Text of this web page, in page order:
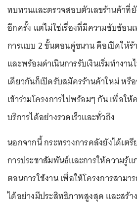
ทบทวนและตรวจสอบตัวเลขร้านค้าที่
อีกครั้ง แต่ไม่ใช่เรื่องที่มีความซับซ้อน
การแบบ 2 ขั้นตอนคู่ขนาน คือเปิดให้
และพร้อมดำเนินการรับเงินเริ่มทำงา
เดียวกันก็เปิดรับสมัครร้านค้าใหม่ หรื
เข้าร่วมโครงการไปพร้อมๆ กัน เพื่อ
บริการได้อย่างรวดเร็วและทั่วถึง
นอกจากนี้ กระทรวงการคลังยังได้เต
การประชาสัมพันธ์และการให้ความรู้
ตอนการใช้งาน เพื่อให้โครงการสามา
ได้อย่างมีประสิทธิภาพสูงสุด และสร้